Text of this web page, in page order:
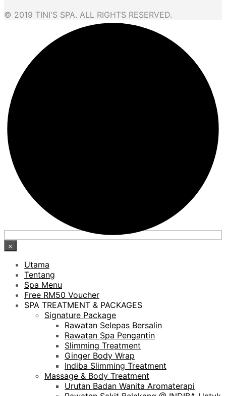
© 2019 TINI'S SPA. ALL RIGHTS RESERVED.
×
Utama
Tentang
Spa Menu
Free RM50 Voucher
SPA TREATMENT & PACKAGES
Signature Package
Rawatan Selepas Bersalin
Rawatan Spa Pengantin
Slimming Treatment
Ginger Body Wrap
Indiba Slimming Treatment
Massage & Body Treatment
Urutan Badan Wanita Aromaterapi